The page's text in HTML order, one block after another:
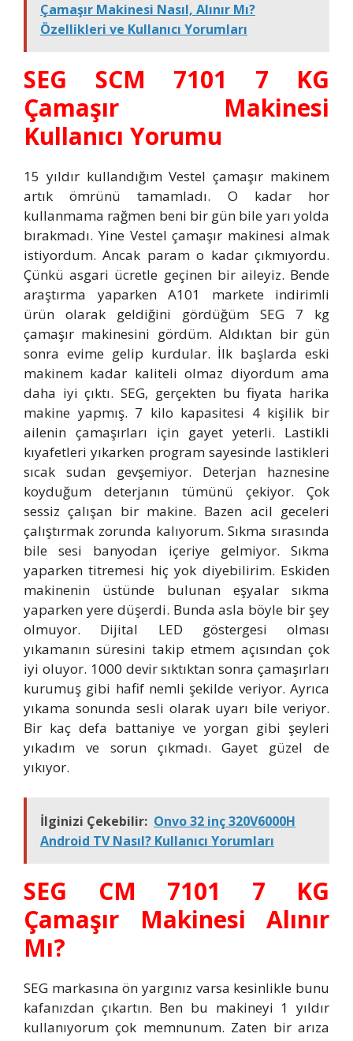
Çamaşır Makinesi Nasıl, Alınır Mı?
Özellikleri ve Kullanıcı Yorumları
SEG SCM 7101 7 KG
Çamaşır Makinesi
Kullanıcı Yorumu
15 yıldır kullandığım Vestel çamaşır makinem
artık ömrünü tamamladı. O kadar hor
kullanmama rağmen beni bir gün bile yarı yolda
bırakmadı. Yine Vestel çamaşır makinesi almak
istiyordum. Ancak param o kadar çıkmıyordu.
Çünkü asgari ücretle geçinen bir aileyiz. Bende
araştırma yaparken A101 markete indirimli
ürün olarak geldiğini gördüğüm SEG 7 kg
çamaşır makinesini gördüm. Aldıktan bir gün
sonra evime gelip kurdular. İlk başlarda eski
makinem kadar kaliteli olmaz diyordum ama
daha iyi çıktı. SEG, gerçekten bu fiyata harika
makine yapmış. 7 kilo kapasitesi 4 kişilik bir
ailenin çamaşırları için gayet yeterli. Lastikli
kıyafetleri yıkarken program sayesinde lastikleri
sıcak sudan gevşemiyor. Deterjan haznesine
koyduğum deterjanın tümünü çekiyor. Çok
sessiz çalışan bir makine. Bazen acil geceleri
çalıştırmak zorunda kalıyorum. Sıkma sırasında
bile sesi banyodan içeriye gelmiyor. Sıkma
yaparken titremesi hiç yok diyebilirim. Eskiden
makinenin üstünde bulunan eşyalar sıkma
yaparken yere düşerdi. Bunda asla böyle bir şey
olmuyor. Dijital LED göstergesi olması
yıkamanın süresini takip etmem açısından çok
iyi oluyor. 1000 devir sıktıktan sonra çamaşırları
kurumuş gibi hafif nemli şekilde veriyor. Ayrıca
yıkama sonunda sesli olarak uyarı bile veriyor.
Bir kaç defa battaniye ve yorgan gibi şeyleri
yıkadım ve sorun çıkmadı. Gayet güzel de
yıkıyor.
İlginizi Çekebilir: Onvo 32 inç 320V6000H
Android TV Nasıl? Kullanıcı Yorumları
SEG CM 7101 7 KG
Çamaşır Makinesi Alınır
Mı?
SEG markasına ön yargınız varsa kesinlikle bunu
kafanızdan çıkartın. Ben bu makineyi 1 yıldır
kullanıyorum çok memnunum. Zaten bir arıza